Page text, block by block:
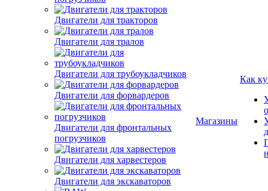
Двигатели для тракторов
Двигатели для тралов
Двигатели для трубоукладчиков
Двигатели для форвардеров
Двигатели для фронтальных
погрузчиков
Двигатели для харвестеров
Двигатели для экскаваторов